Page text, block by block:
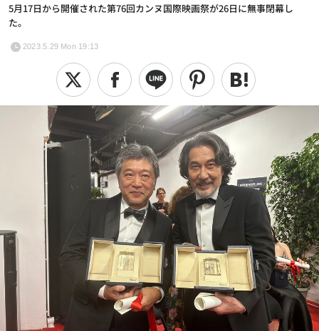
5月17日から開催された第76回カンヌ国際映画祭が26日に無事閉幕し
た。
2023.5.29 Mon 19:13